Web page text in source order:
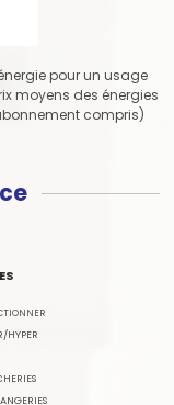
pour un usage
moyens des énergies
compris)
HYPER